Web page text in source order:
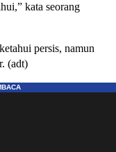
kata seorang
persis, namun
(adt)